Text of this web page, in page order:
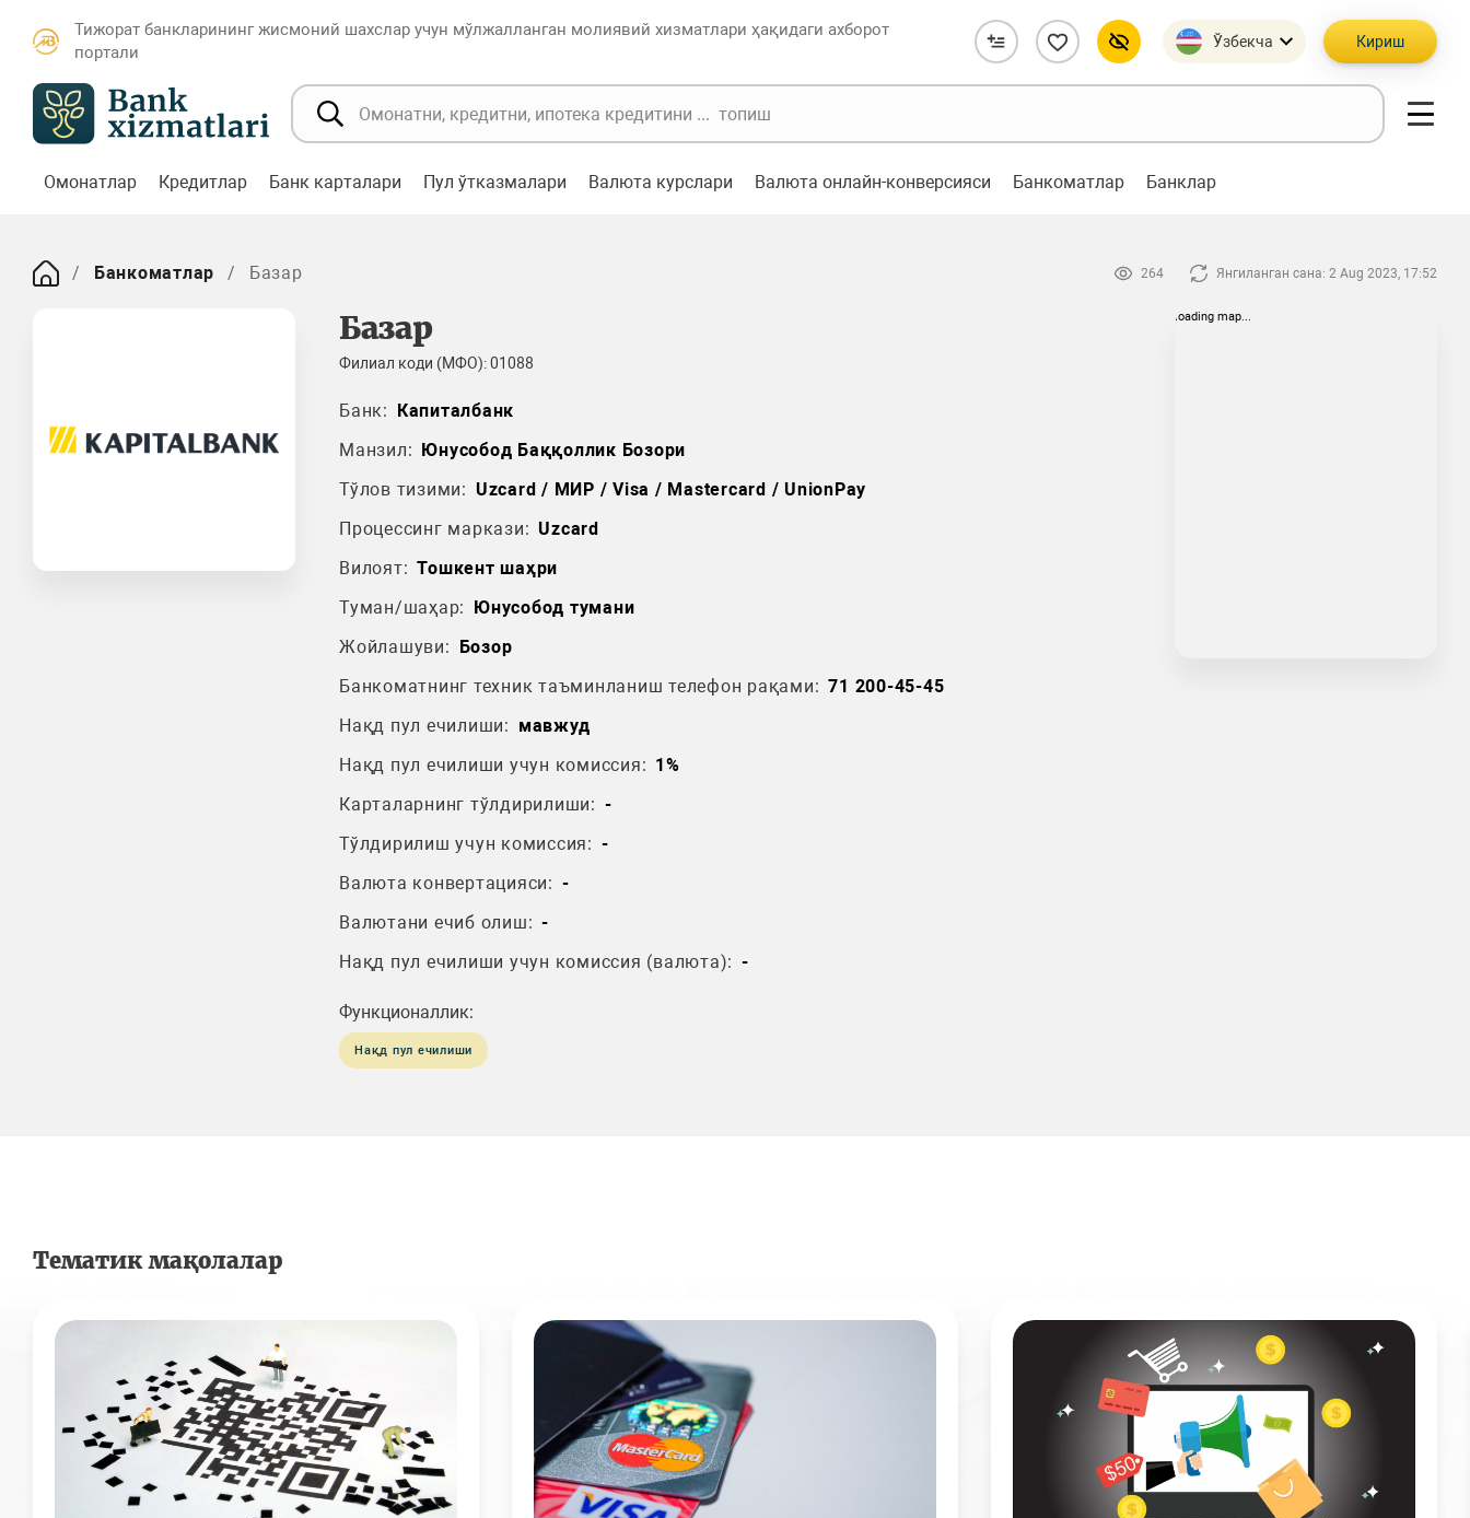
Тижорат банкларининг жисмоний шахслар учун мўлжалланган молиявий хизматлари ҳақидаги ахборот
портали
Ўзбекча Кириш
Омонатлар Кредитлар Банк карталари Пул ўтказмалари Валюта курслари Валюта онлайн-конверсияси Банкоматлар Банклар
Банкоматлар Базар 264 Янгиланган сана: 2 Aug 2023, 17:52
Базар
Филиал коди (МФО): 01088
Банк: Капиталбанк
Манзил: Юнусобод Баққоллик Бозори
Тўлов тизими: Uzcard / МИР / Visa / Mastercard / UnionPay
Процессинг маркази: Uzcard
Вилоят: Тошкент шаҳри
Туман/шаҳар: Юнусобод тумани
Жойлашуви: Бозор
Банкоматнинг техник таъминланиш телефон рақами: 71 200-45-45
Нақд пул ечилиши: мавжуд
Нақд пул ечилиши учун комиссия: 1%
Карталарнинг тўлдирилиши: -
Тўлдирилиш учун комиссия: -
Валюта конвертацияси: -
Валютани ечиб олиш: -
Нақд пул ечилиши учун комиссия (валюта): -
Функционаллик:
Нақд пул ечилиши
loading map...
Тематик мақолалар